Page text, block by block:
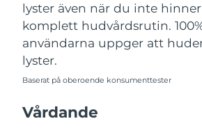
lyster även när du inte
komplett hudvårdsrutin.
användarna uppger att
lyster.
Baserat på oberoende konsumenttester
Vårdande
Turkiet Förväntad
Förenade
Arabemiraten